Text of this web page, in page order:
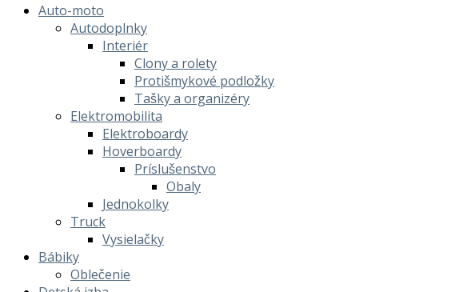
Auto-moto
Autodoplnky
Interiér
Clony a rolety
Protišmykové podložky
Tašky a organizéry
Elektromobilita
Elektroboardy
Hoverboardy
Príslušenstvo
Obaly
Jednokolky
Truck
Vysielačky
Bábiky
Oblečenie